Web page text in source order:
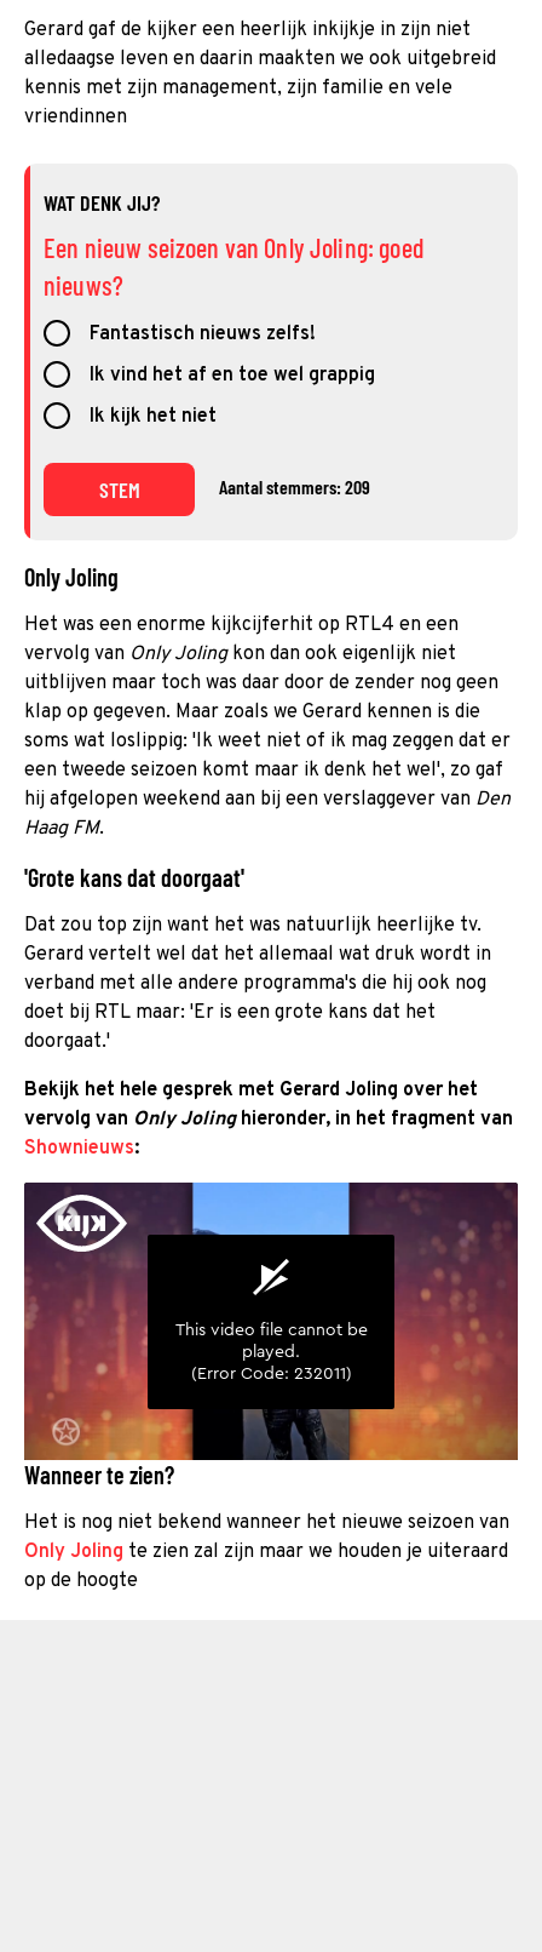
Gerard gaf de kijker een heerlijk inkijkje in zijn niet
alledaagse leven en daarin maakten we ook uitgebreid
kennis met zijn management, zijn familie en vele
vriendinnen
WAT DENK JIJ?
Een nieuw seizoen van Only Joling: goed
nieuws?
Fantastisch nieuws zelfs!
Ik vind het af en toe wel grappig
Ik kijk het niet
STEM Aantal stemmers: 209
Only Joling
Het was een enorme kijkcijferhit op RTL4 en een
vervolg van Only Jolingkon dan ook eigenlijk niet
uitblijven maar toch was daar door de zender nog geen
klap op gegeven. Maar zoals we Gerard kennen is die
soms wat loslippig: 'Ik weet niet of ik mag zeggen dat er
een tweede seizoen komt maar ik denk het wel', zo gaf
hij afgelopen weekend aan bij een verslaggever van Den
Haag FM.
'Grote kans dat doorgaat'
Dat zou top zijn want het was natuurlijk heerlijke tv.
Gerard vertelt wel dat het allemaal wat druk wordt in
verband met alle andere programma's die hij ook nog
doet bij RTL maar: 'Er is een grote kans dat het
doorgaat.'
Bekijk het hele gesprek met Gerard Joling over het
vervolg van Only Jolinghieronder, in het fragment van
Shownieuws:
Wanneer te zien?
Het is nog niet bekend wanneer het nieuwe seizoen van
Only Joling te zien zal zijn maar we houden je uiteraard
op de hoogte